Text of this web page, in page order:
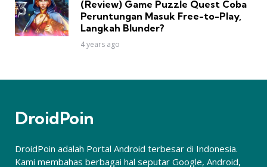
(Review) Game Puzzle Quest Coba
Peruntungan Masuk Free-to-Play,
Langkah Blunder?
4 years ago
DroidPoin
DroidPoin adalah Portal Android terbesar di Indonesia.
Kami membahas berbagai hal seputar Google, Android,